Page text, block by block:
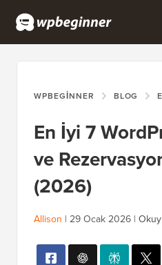
WPBEGINNER BLOG
En İyi 7
ve
(2026)
Allison | 29 Ocak 2026 |